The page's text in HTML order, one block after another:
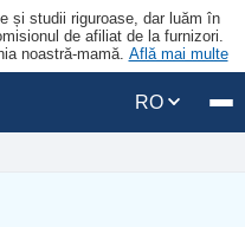
și studii riguroase, dar luăm în
de afiliat de la furnizori.
noastră-mamă. Află mai multe
RO